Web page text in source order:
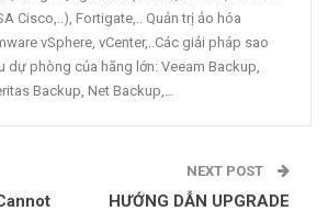
Cisco,..), Fortigate,.. Quản trị ảo hóa
vSphere, vCenter,..Các giải pháp sao
dự phòng của hãng lớn: Veeam Backup,
Backup, Net Backup,…
NEXT POST
HƯỚNG DẪN UPGRADE